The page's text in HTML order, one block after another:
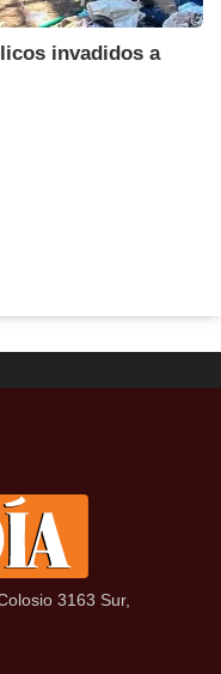
invadidos a
3163 Sur,